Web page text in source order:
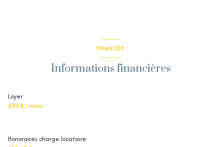
FINANCIER
Informations financières
Loyer
620 € / mois
Honoraires charge locataire